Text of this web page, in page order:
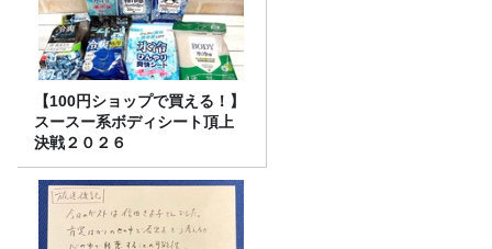
【100円ショップで買える！】
スースー系ボディシート頂上
決戦２０２６